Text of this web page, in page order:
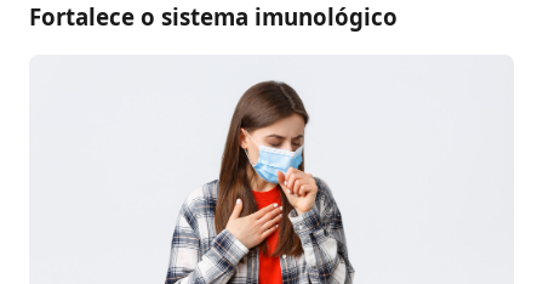
Fortalece o sistema imunológico